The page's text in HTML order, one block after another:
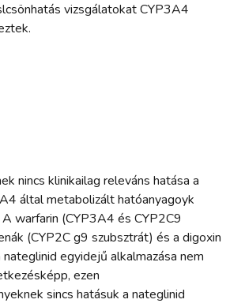
vizsgálatokat CYP3A4
nincs klinikailag releváns hatása a
által metabolizált hatóanyagoyk
warfarin (CYP3A4 és CYP2C9
(CYP2C g9 szubsztrát) és a digoxin
egyidejű alkalmazása nem
ezen
sincs hatásuk a nateglinid